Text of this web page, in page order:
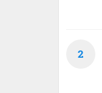
2